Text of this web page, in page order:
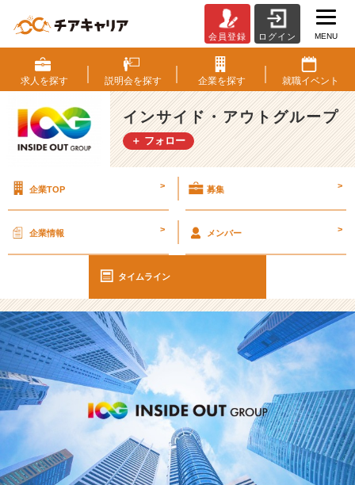
O
G
っ
て
ナ
ニ？】
選
始
し
し
た！
【イ
ン
サ
イ
ド・
ウ
ト
グ
会員登録 ログイン MENU
求人を探す 説明会を探す 企業を探す 就職イベント
インサイド・アウトグループ
＋ フォロー
企業TOP > 募集 >
企業情報 > メンバー >
タイムライン